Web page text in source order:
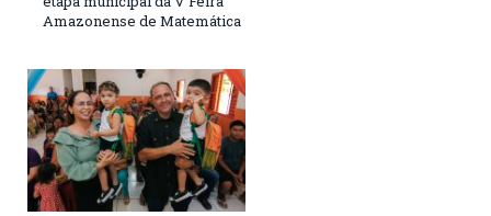
Amazonense de Matemática